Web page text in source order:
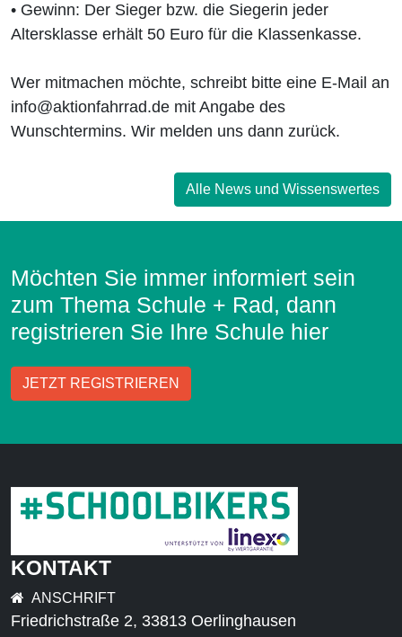
• Gewinn: Der Sieger bzw. die Siegerin jeder
Altersklasse erhält 50 Euro für die Klassenkasse.
Wer mitmachen möchte, schreibt bitte eine E-Mail an
info@aktionfahrrad.de mit Angabe des
Wunschtermins. Wir melden uns dann zurück.
Alle News und Wissenswertes
Möchten Sie immer informiert sein
zum Thema Schule + Rad, dann
registrieren Sie Ihre Schule hier
JETZT REGISTRIEREN
KONTAKT
ANSCHRIFT
Friedrichstraße 2, 33813 Oerlinghausen